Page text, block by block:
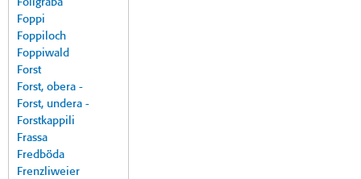
Föligraba
Foppi
Foppiloch
Foppiwald
Forst
Forst, obera -
Forst, undera -
Forstkappili
Frassa
Fredböda
Frenzliweier